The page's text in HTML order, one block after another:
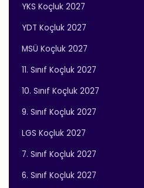
YKS Koçluk 2027
YDT Koçluk 2027
MSÜ Koçluk 2027
11. Sınıf Koçluk 2027
10. Sınıf Koçluk 2027
9. Sınıf Koçluk 2027
LGS Koçluk 2027
7. Sınıf Koçluk 2027
6. Sınıf Koçluk 2027